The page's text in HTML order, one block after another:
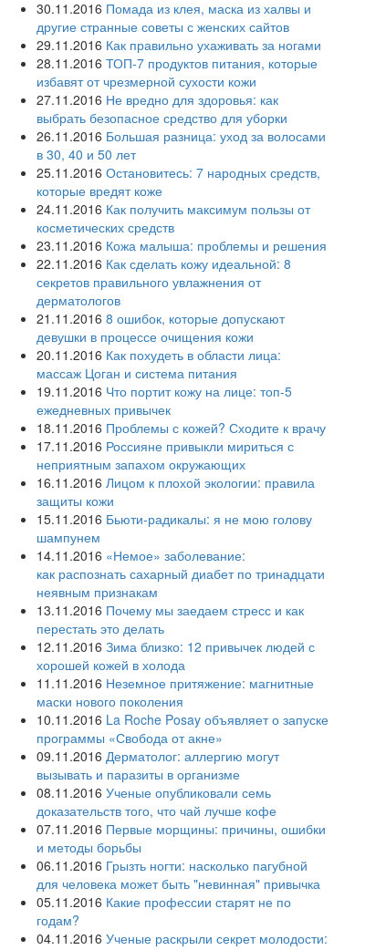
30.11.2016 Помада из клея, маска из халвы и
другие странные советы с женских сайтов
29.11.2016 Как правильно ухаживать за ногами
28.11.2016 ТОП-7 продуктов питания, которые
избавят от чрезмерной сухости кожи
27.11.2016 Не вредно для здоровья: как
выбрать безопасное средство для уборки
26.11.2016 Большая разница: уход за волосами
в 30, 40 и 50 лет
25.11.2016 Остановитесь: 7 народных средств,
которые вредят коже
24.11.2016 Как получить максимум пользы от
косметических средств
23.11.2016 Кожа малыша: проблемы и решения
22.11.2016 Как сделать кожу идеальной: 8
секретов правильного увлажнения от
дерматологов
21.11.2016 8 ошибок, которые допускают
девушки в процессе очищения кожи
20.11.2016 Как похудеть в области лица:
массаж Цоган и система питания
19.11.2016 Что портит кожу на лице: топ-5
ежедневных привычек
18.11.2016 Проблемы с кожей? Сходите к врачу
17.11.2016 Россияне привыкли мириться с
неприятным запахом окружающих
16.11.2016 Лицом к плохой экологии: правила
защиты кожи
15.11.2016 Бьюти-радикалы: я не мою голову
шампунем
14.11.2016 «Немое» заболевание:
как распознать сахарный диабет по тринадцати
неявным признакам
13.11.2016 Почему мы заедаем стресс и как
перестать это делать
12.11.2016 Зима близко: 12 привычек людей с
хорошей кожей в холода
11.11.2016 Неземное притяжение: магнитные
маски нового поколения
10.11.2016 La Roche Posay объявляет о запуске
программы «Свобода от акне»
09.11.2016 Дерматолог: аллергию могут
вызывать и паразиты в организме
08.11.2016 Ученые опубликовали семь
доказательств того, что чай лучше кофе
07.11.2016 Первые морщины: причины, ошибки
и методы борьбы
06.11.2016 Грызть ногти: насколько пагубной
для человека может быть "невинная" привычка
05.11.2016 Какие профессии старят не по
годам?
04.11.2016 Ученые раскрыли секрет молодости: